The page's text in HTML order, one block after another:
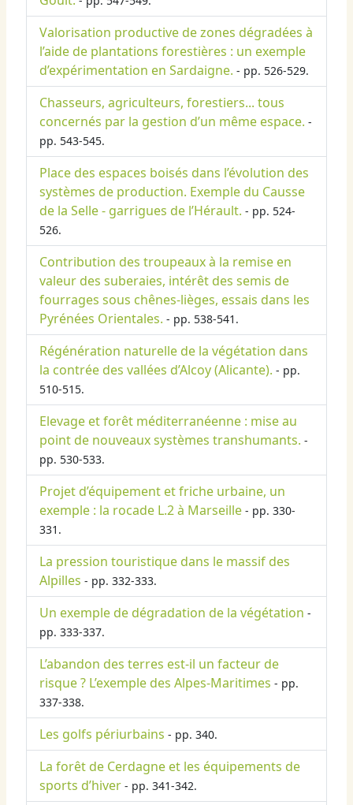
Valorisation productive de zones dégradées à
l’aide de plantations forestières : un exemple
d’expérimentation en Sardaigne. - pp. 526-529.
Chasseurs, agriculteurs, forestiers... tous
concernés par la gestion d’un même espace. -
pp. 543-545.
Place des espaces boisés dans l’évolution des
systèmes de production. Exemple du Causse
de la Selle - garrigues de l’Hérault. - pp. 524-
526.
Contribution des troupeaux à la remise en
valeur des suberaies, intérêt des semis de
fourrages sous chênes-lièges, essais dans les
Pyrénées Orientales. - pp. 538-541.
Régénération naturelle de la végétation dans
la contrée des vallées d’Alcoy (Alicante). - pp.
510-515.
Elevage et forêt méditerranéenne : mise au
point de nouveaux systèmes transhumants. -
pp. 530-533.
Projet d’équipement et friche urbaine, un
exemple : la rocade L.2 à Marseille - pp. 330-
331.
La pression touristique dans le massif des
Alpilles - pp. 332-333.
Un exemple de dégradation de la végétation -
pp. 333-337.
L’abandon des terres est-il un facteur de
risque ? L’exemple des Alpes-Maritimes - pp.
337-338.
Les golfs périurbains - pp. 340.
La forêt de Cerdagne et les équipements de
sports d’hiver - pp. 341-342.